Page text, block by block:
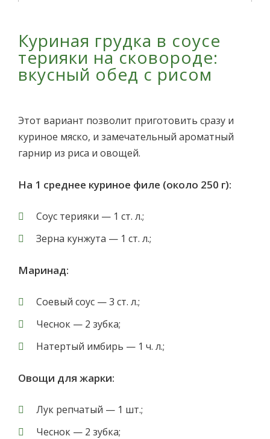
Куриная грудка в соусе
терияки на сковороде:
вкусный обед с рисом
Этот вариант позволит приготовить сразу и
куриное мяско, и замечательный ароматный
гарнир из риса и овощей.
На 1 среднее куриное филе (около 250 г):
Соус терияки — 1 ст. л.;
Зерна кунжута — 1 ст. л.;
Маринад:
Соевый соус — 3 ст. л.;
Чеснок — 2 зубка;
Натертый имбирь — 1 ч. л.;
Овощи для жарки:
Лук репчатый — 1 шт.;
Чеснок — 2 зубка;